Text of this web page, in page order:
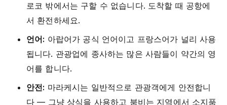
로코 밖에서는 구할 수 없습니다. 도착할 때 공항에
서 환전하세요.
언어: 아랍어가 공식 언어이고 프랑스어가 널리 사용
됩니다. 관광업에 종사하는 많은 사람들이 약간의 영
어를 합니다.
안전: 마라케시는 일반적으로 관광객에게 안전합니
다 — 그냥 상식을 사용하고 붐비는 지역에서 소지품